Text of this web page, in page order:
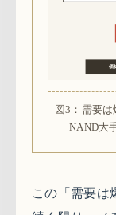
価
図3：需要は
NAND大
この「需要は